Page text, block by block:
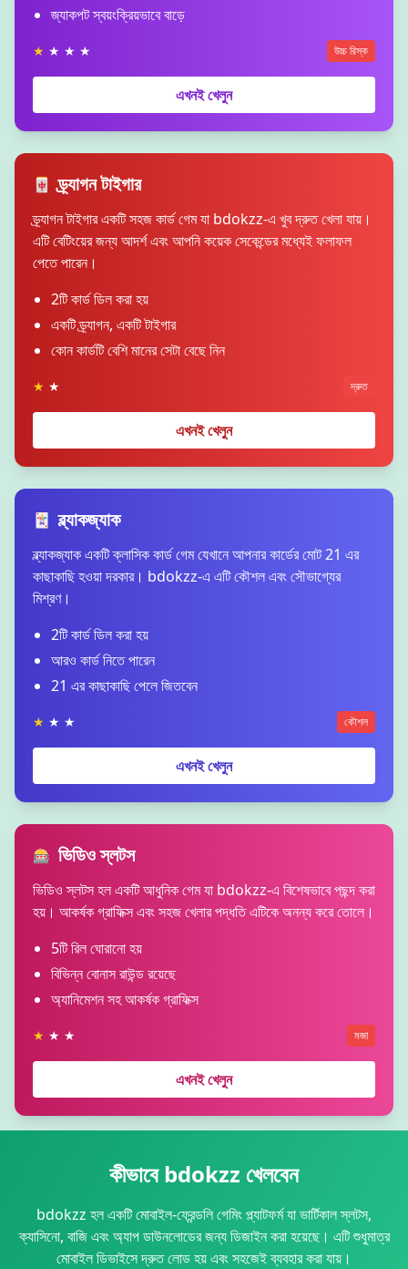
জ্যাকপট স্বয়ংক্রিয়ভাবে বাড়ে
★ ★ ★ ★ উচ্চ রিস্ক
এখনই খেলুন
🀄 ড্র্যাগন টাইগার
ড্র্যাগন টাইগার একটি সহজ কার্ড গেম যা bdokzz-এ খুব দ্রুত খেলা যায়।
এটি বেটিংয়ের জন্য আদর্শ এবং আপনি কয়েক সেকেন্ডের মধ্যেই ফলাফল
পেতে পারেন।
2টি কার্ড ডিল করা হয়
একটি ড্র্যাগন, একটি টাইগার
কোন কার্ডটি বেশি মানের সেটা বেছে নিন
★ ★ দ্রুত
এখনই খেলুন
🃏 ব্ল্যাকজ্যাক
ব্ল্যাকজ্যাক একটি ক্লাসিক কার্ড গেম যেখানে আপনার কার্ডের মোট 21 এর
কাছাকাছি হওয়া দরকার। bdokzz-এ এটি কৌশল এবং সৌভাগ্যের
মিশ্রণ।
2টি কার্ড ডিল করা হয়
আরও কার্ড নিতে পারেন
21 এর কাছাকাছি পেলে জিতবেন
★ ★ ★ কৌশল
এখনই খেলুন
🎰 ভিডিও স্লটস
ভিডিও স্লটস হল একটি আধুনিক গেম যা bdokzz-এ বিশেষভাবে পছন্দ করা
হয়। আকর্ষক গ্রাফিক্স এবং সহজ খেলার পদ্ধতি এটিকে অনন্য করে তোলে।
5টি রিল ঘোরানো হয়
বিভিন্ন বোনাস রাউন্ড রয়েছে
অ্যানিমেশন সহ আকর্ষক গ্রাফিক্স
★ ★ ★ মজা
এখনই খেলুন
কীভাবে bdokzz খেলবেন
bdokzz হল একটি মোবাইল-ফ্রেন্ডলি গেমিং প্ল্যাটফর্ম যা ভার্টিকাল স্লটস,
ক্যাসিনো, বাজি এবং অ্যাপ ডাউনলোডের জন্য ডিজাইন করা হয়েছে। এটি শুধুমাত্র
মোবাইল ডিভাইসে দ্রুত লোড হয় এবং সহজেই ব্যবহার করা যায়।